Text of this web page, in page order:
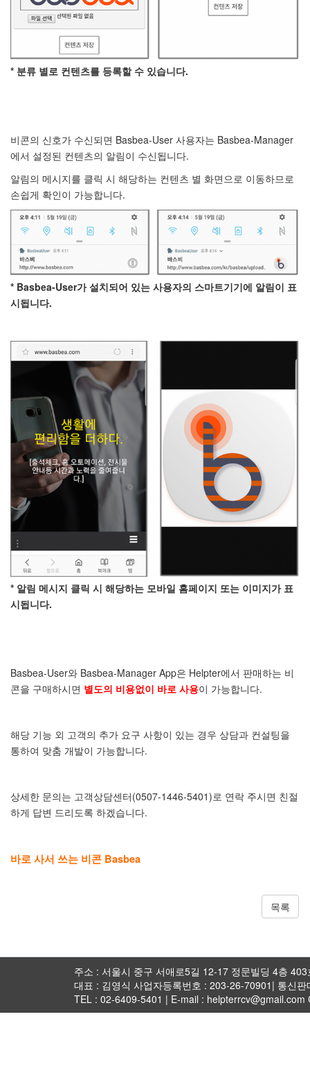
* 분류 별로 컨텐츠를 등록할 수 있습니다.
비콘의 신호가 수신되면 Basbea-User 사용자는 Basbea-Manager
에서 설정된 컨텐츠의 알림이 수신됩니다.
알림의 메시지를 클릭 시 해당하는 컨텐츠 별 화면으로 이동하므로
손쉽게 확인이 가능합니다.
* Basbea-User가 설치되어 있는 사용자의 스마트기기에 알림이 표
시됩니다.
* 알림 메시지 클릭 시 해당하는 모바일 홈페이지 또는 이미지가 표
시됩니다.
Basbea-User와 Basbea-Manager App은 Helpter에서 판매하는 비
콘을 구매하시면 별도의 비용없이 바로 사용이 가능합니다.
해당 기능 외 고객의 추가 요구 사항이 있는 경우 상담과 컨설팅을
통하여 맞춤 개발이 가능합니다.
상세한 문의는 고객상담센터(0507-1446-5401)로 연락 주시면 친절
하게 답변 드리도록 하겠습니다.
바로 사서 쓰는 비콘 Basbea
목록
주소 : 서울시 중구 서애로5길 12-17 정문빌딩 4층
대표 : 김영식 사업자등록번호 : 203-26-70901| 통신
TEL : 02-6409-5401 | E-mail :